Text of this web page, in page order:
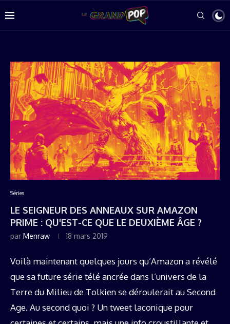
Séries
LE SEIGNEUR DES ANNEAUX SUR AMAZON
PRIME : QU'EST-CE QUE LE DEUXIÈME ÂGE ?
par Menraw 18 mars 2019
Voilà maintenant quelques jours qu’Amazon a révélé
que sa future série télé ancrée dans l’univers de la
Terre du Milieu de Tolkien se déroulerait au Second
Age. Au second quoi ? Un tweet laconique pour